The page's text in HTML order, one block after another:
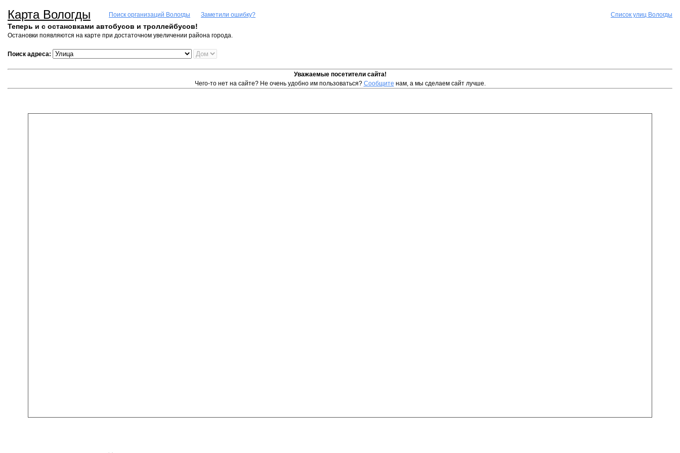
Карта Вологды Поиск организаций Вологды Заметили ошибку? Список улиц Вологды
Теперь и с остановками автобусов и троллейбусов!
Остановки появляются на карте при достаточном увеличении района города.
Поиск адреса:
Уважаемые посетители сайта!
Чего-то нет на сайте? Не очень удобно им пользоваться? Сообщите нам, а мы сделаем сайт лучше.